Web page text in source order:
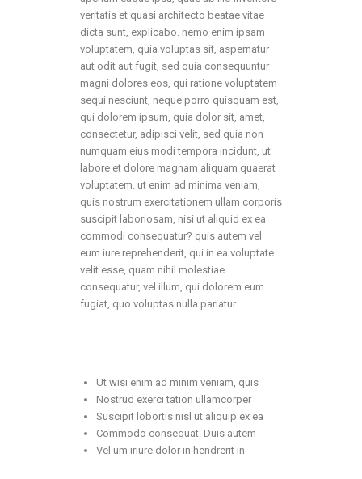
veritatis et quasi architecto beatae vitae
dicta sunt, explicabo. nemo enim ipsam
voluptatem, quia voluptas sit, aspernatur
aut odit aut fugit, sed quia consequuntur
magni dolores eos, qui ratione voluptatem
sequi nesciunt, neque porro quisquam est,
qui dolorem ipsum, quia dolor sit, amet,
consectetur, adipisci velit, sed quia non
numquam eius modi tempora incidunt, ut
labore et dolore magnam aliquam quaerat
voluptatem. ut enim ad minima veniam,
quis nostrum exercitationem ullam corporis
suscipit laboriosam, nisi ut aliquid ex ea
commodi consequatur? quis autem vel
eum iure reprehenderit, qui in ea voluptate
velit esse, quam nihil molestiae
consequatur, vel illum, qui dolorem eum
fugiat, quo voluptas nulla pariatur.
Ut wisi enim ad minim veniam, quis
Nostrud exerci tation ullamcorper
Suscipit lobortis nisl ut aliquip ex ea
Commodo consequat. Duis autem
Vel um iriure dolor in hendrerit in